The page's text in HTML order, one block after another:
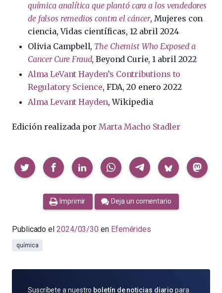
química analítica que plantó cara a los vendedores
de falsos remedios contra el cáncer, Mujeres con
ciencia, Vidas científicas, 12 abril 2024
Olivia Campbell, The Chemist Who Exposed a
Cancer Cure Fraud, Beyond Curie, 1 abril 2022
Alma LeVant Hayden’s Contributions to
Regulatory Science, FDA, 20 enero 2022
Alma Levant Hayden, Wikipedia
Edición realizada por Marta Macho Stadler
Compartir
Imprimir Deja un comentario
Publicado el 2024/03/30 en Efemérides
química
SUSCRÍBETE
Suscríbete a nuestro boletín de noticias diario para